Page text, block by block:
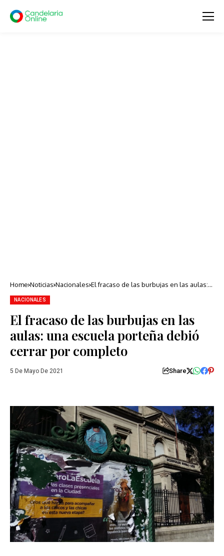
Home Noticias Nacionales El fracaso de las burbujas en las aulas:
NACIONALES
El fracaso de las burbujas en las
aulas: una escuela porteña debió
cerrar por completo
5 De Mayo De 2021 Share